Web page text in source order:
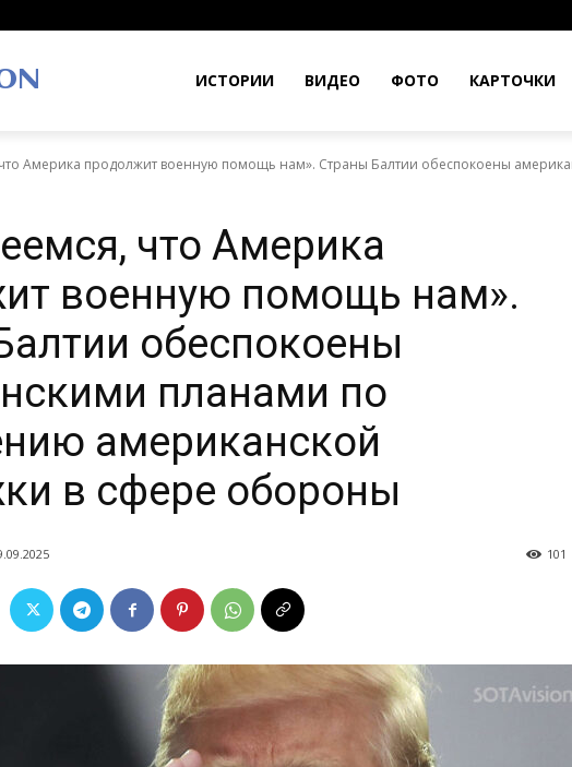
ИСТОРИИ ВИДЕО ФОТО КАРТОЧКИ
Америка продолжит военную помощь нам». Страны Балтии обеспокоены
что Америка
военную помощь нам».
обеспокоены
планами по
американской
в сфере обороны
101